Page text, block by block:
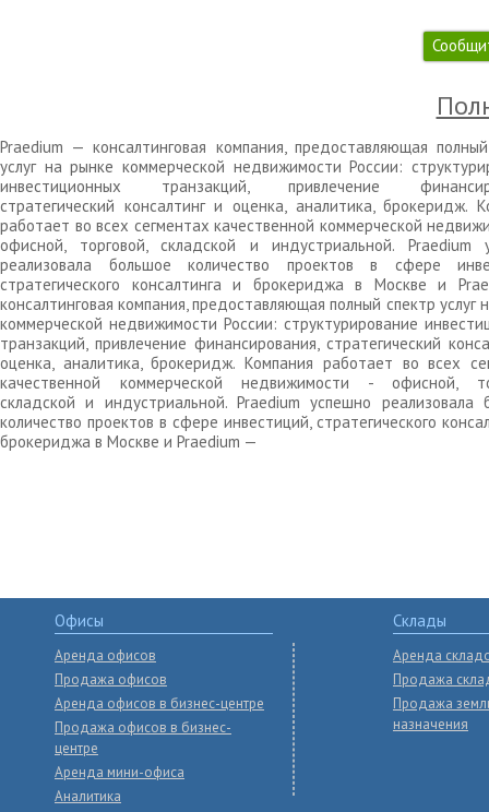
Praedium — консалтинговая компания, предоставляющая
услуг на рынке коммерческой недвижимости России:
инвестиционных транзакций, привлечение
стратегический консалтинг и оценка, аналитика, брокеридж.
работает во всех сегментах качественной коммерческой
офисной, торговой, складской и индустриальной. Praedium
реализовала большое количество проектов в сфере
стратегического консалтинга и брокериджа в Москве и
консалтинговая компания, предоставляющая полный спектр услуг
коммерческой недвижимости России: структурирование
транзакций, привлечение финансирования, стратегический
оценка, аналитика, брокеридж. Компания работает во всех
качественной коммерческой недвижимости - офисной,
складской и индустриальной. Praedium успешно реализовала
количество проектов в сфере инвестиций, стратегического
брокериджа в Москве и Praedium —
Офисы
Аренда офисов
Продажа офисов
Аренда офисов в бизнес-центре
Продажа офисов в бизнес-
центре
Аренда мини-офиса
Аналитика
Склады
Аренда
Продажа
Продажа
назначения